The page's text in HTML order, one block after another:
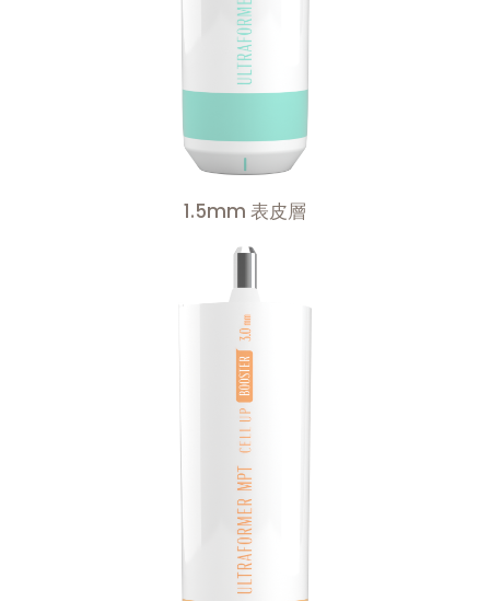
1.5mm 表皮層